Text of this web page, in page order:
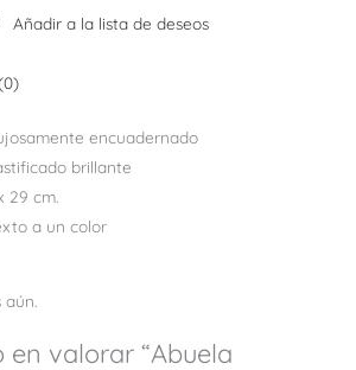
Añadir a la lista de deseos
encuadernado
brillante
29 cm.
a un color
aún.
en valorar “Abuela